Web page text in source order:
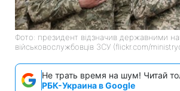
Фото: президент відзначив державними
військовослужбовців ЗСУ (flickr.com/
Не трать время на шум! Читай
РБК-Украина в Google